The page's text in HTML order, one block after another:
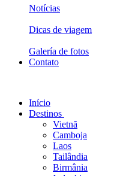
Notícias
Dicas de viagem
Galería de fotos
Contato
Início
Destinos
Vietnã
Camboja
Laos
Tailândia
Birmânia